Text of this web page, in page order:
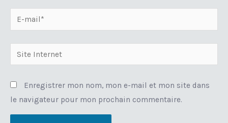
mail*
Site
Internet
Enregistrer mon nom, mon e-mail et mon site dans
le navigateur pour mon prochain commentaire.